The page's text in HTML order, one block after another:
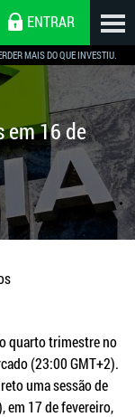
MAIS DO QUE INVESTIU.
ENTRAR
em 16 de
quarto trimestre no
(23:00 GMT+2).
uma sessão de
em 17 de fevereiro,